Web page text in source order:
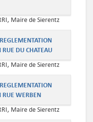
Maire de Sierentz
DU CHATEAU
Maire de Sierentz
RUE WERBEN
Maire de Sierentz